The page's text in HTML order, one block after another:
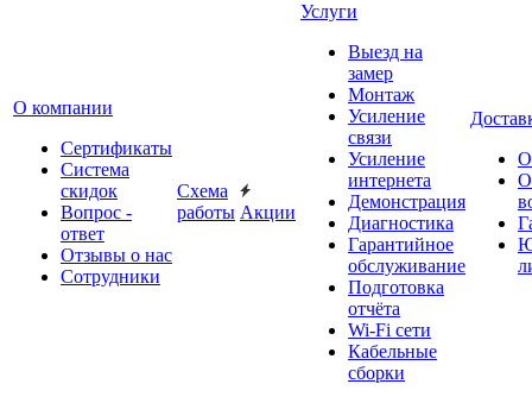
О компании
Сертификаты
Система
скидок
Вопрос -
ответ
Отзывы о нас
Сотрудники
Схема
работы Акции
Услуги
Выезд на
замер
Монтаж
Усиление
связи
Усиление
интернета
Демонстрация
Диагностика
Гарантийное
обслуживание
Подготовка
отчёта
Wi-Fi сети
Кабельные
сборки